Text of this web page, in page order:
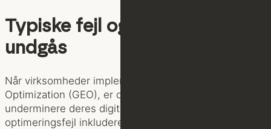
Typiske fejl og hvordan de
undgås
Når virksomheder implementerer Generative Engine
Optimization (GEO), er der flere kritiske fejl, som kan
underminere deres digitale synlighed. Hyppige
optimeringsfejl inkluderer overbelastning med